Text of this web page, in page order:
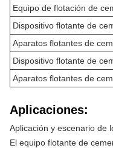
Equipo de flotación de
Dispositivo flotante de
Aparatos flotantes de
Dispositivo flotante de
Aparatos flotantes de
Aplicaciones:
Aplicación y escenario de
El equipo flotante de